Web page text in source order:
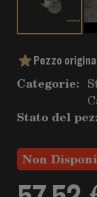
Pezzo
Categorie:
Stato del
Non